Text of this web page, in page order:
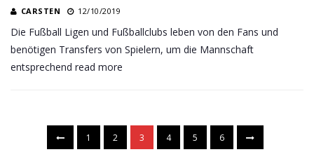
CARSTEN 12/10/2019
Die Fußball Ligen und Fußballclubs leben von den Fans und
benötigen Transfers von Spielern, um die Mannschaft
entsprechend read more
1 2 3 4 5 6